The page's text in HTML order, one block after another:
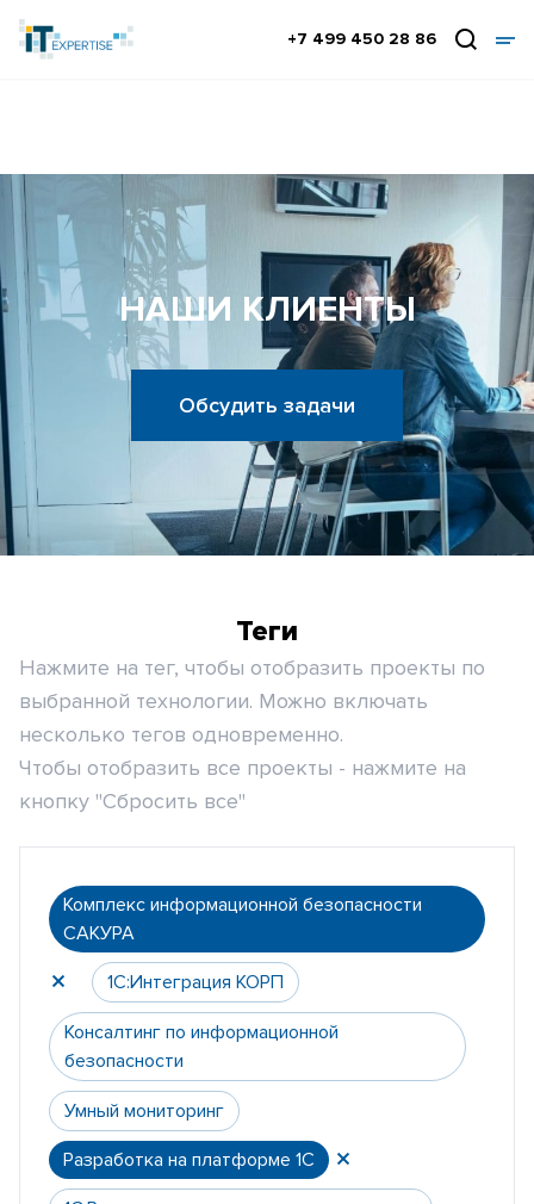
+7 499 450 28 86
НАШИ КЛИЕНТЫ
Обсудить задачи
Теги
Нажмите на тег, чтобы отобразить проекты по
выбранной технологии. Можно включать
несколько тегов одновременно.
Чтобы отобразить все проекты - нажмите на
кнопку "Сбросить все"
Комплекс информационной безопасности
САКУРА
1С:Интеграция КОРП
Консалтинг по информационной
безопасности
Умный мониторинг
Разработка на платформе 1С